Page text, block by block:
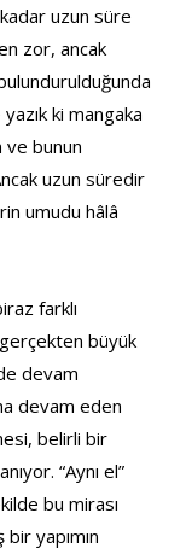
uzun süre
zor, ancak
ki mangaka
ve bunun
uzun süredir
umudu hâlâ
farklı
büyük
devam
devam eden
belirli bir
“Aynı el”
bu mirası
yapımın